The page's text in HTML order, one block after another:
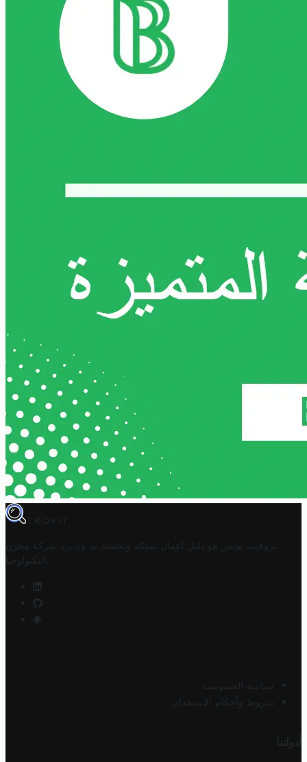
TROVIT
تروفيت تونس هو دليل أعمال تملكه وتحتفظ به وتديره
شركة مخزن
التكنولوجيا
سياسة الخصوصية
شروط وأحكام الاستخدام
أدواتنا